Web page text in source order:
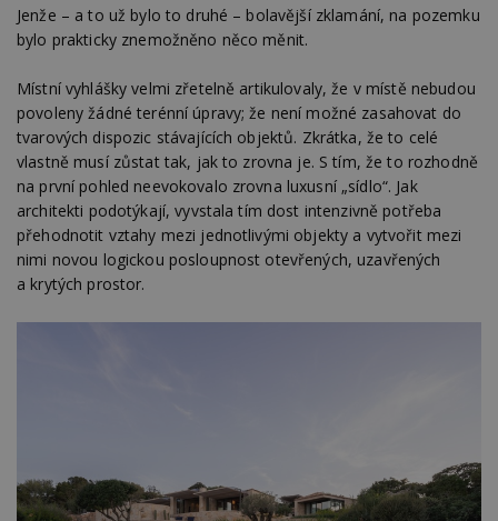
Jenže – a to už bylo to druhé – bolavější zklamání, na pozemku
bylo prakticky znemožněno něco měnit.
Místní vyhlášky velmi zřetelně artikulovaly, že v místě nebudou
povoleny žádné terénní úpravy; že není možné zasahovat do
tvarových dispozic stávajících objektů. Zkrátka, že to celé
vlastně musí zůstat tak, jak to zrovna je. S tím, že to rozhodně
na první pohled neevokovalo zrovna luxusní „sídlo“. Jak
architekti podotýkají, vyvstala tím dost intenzivně potřeba
přehodnotit vztahy mezi jednotlivými objekty a vytvořit mezi
nimi novou logickou posloupnost otevřených, uzavřených
a krytých prostor.